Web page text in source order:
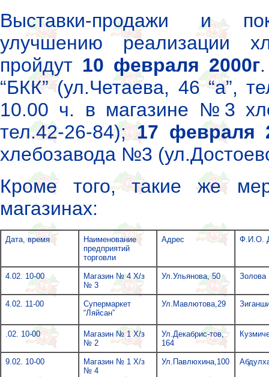
Выставки-продажи и
улучшению реализации
пройдут 10 февраля 2000г
“БКК” (ул.Четаева, 46 “а”,
10.00 ч. в магазине №3
тел.42-26-84);17 февраля
хлебозавода №3
Кроме того, такие же
магазинах:
Дата, время
Наименование
предприятий
торговли
Адрес Ф.И.О.
4.02. 10-00
Магазин № 4 Х/з
№ 3
Ул.Ульянова, 50
4.02. 11-00
Супермаркет
“Ляйсан”
Ул.Мавлютова,29
.02. 10-00
Магазин № 1 Х/з
№ 2
Ул.Декабрис-тов,
164
9.02. 10-00
Магазин № 1 Х/з
№ 4
Ул.Павлюхина,100